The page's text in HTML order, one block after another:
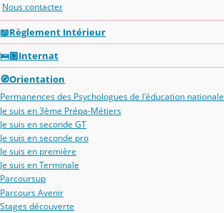
Nous contacter
📖Règlement Intérieur
🛌🏽Internat
🧭Orientation
Permanences des Psychologues de l'éducation nationale
Je suis en 3ème Prépa-Métiers
Je suis en seconde GT
Je suis en seconde pro
Je suis en première
Je suis en Terminale
Parcoursup
Parcours Avenir
Stages découverte